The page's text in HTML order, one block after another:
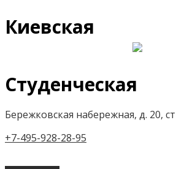
Киевская
Студенческая
Бережковская набережная, д. 20,
+7-495-928-28-95